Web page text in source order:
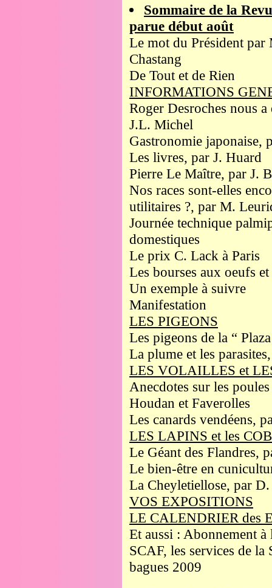
Sommaire de la
parue début août
Le mot du Président par
Chastang
De Tout et de Rien
INFORMATIONS
Roger Desroches nous
J.L. Michel
Gastronomie japonaise,
Les livres, par J. Huard
Pierre Le Maître, par J.
Nos races sont-elles
utilitaires ?, par M.
Journée technique
domestiques
Le prix C. Lack à Paris
Les bourses aux oeufs
Un exemple à suivre
Manifestation
LES PIGEONS
Les pigeons de la “
La plume et les
LES VOLAILLES et
Anecdotes sur les
Houdan et Faverolles
Les canards vendéens,
LES LAPINS et les
Le Géant des Flandres,
Le bien-être en
La Cheyletiellose, par
VOS EXPOSITIONS
LE CALENDRIER des
Et aussi : Abonnement
SCAF, les services de la
bagues 2009